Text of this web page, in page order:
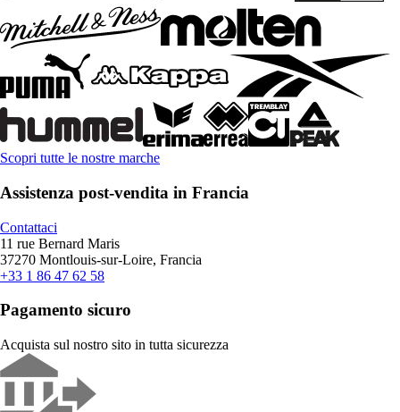
Scopri tutte le nostre marche
Assistenza post-vendita in Francia
Contattaci
11 rue Bernard Maris
37270 Montlouis-sur-Loire, Francia
+33 1 86 47 62 58
Pagamento sicuro
Acquista sul nostro sito in tutta sicurezza